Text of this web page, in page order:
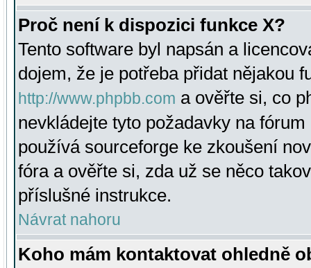
Proč není k dispozici funkce X?
Tento software byl napsán a
dojem, že je potřeba přidat nějakou
http://www.phpbb.com a ověřte si, co
nevkládejte tyto požadavky na
používá sourceforge ke zkoušení
fóra a ověřte si, zda už se něco
příslušné instrukce.
Návrat nahoru
Koho mám kontaktovat ohledně